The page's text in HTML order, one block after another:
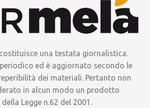
una testata giornalistica.
ed è aggiornato secondo le
dei materiali. Pertanto non
in alcun modo un prodotto
Legge n.62 del 2001.